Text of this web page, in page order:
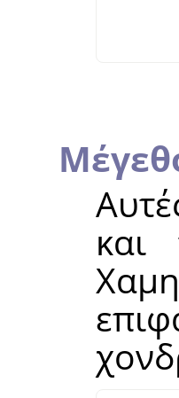
και